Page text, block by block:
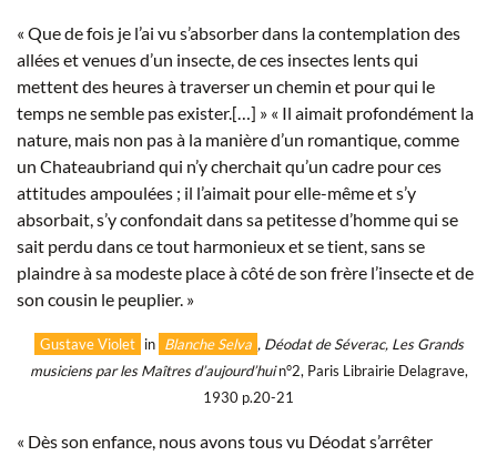
« Que de fois je l’ai vu s’absorber dans la contemplation des
allées et venues d’un insecte, de ces insectes lents qui
mettent des heures à traverser un chemin et pour qui le
temps ne semble pas exister.[…] » « Il aimait profondément la
nature, mais non pas à la manière d’un romantique, comme
un Chateaubriand qui n’y cherchait qu’un cadre pour ces
attitudes ampoulées ; il l’aimait pour elle-même et s’y
absorbait, s’y confondait dans sa petitesse d’homme qui se
sait perdu dans ce tout harmonieux et se tient, sans se
plaindre à sa modeste place à côté de son frère l’insecte et de
son cousin le peuplier. »
Gustave Violet in Blanche Selva , Déodat de Séverac, Les Grands
musiciens par les Maîtres d’aujourd’huin°2, Paris Librairie Delagrave,
1930 p.20-21
« Dès son enfance, nous avons tous vu Déodat s’arrêter